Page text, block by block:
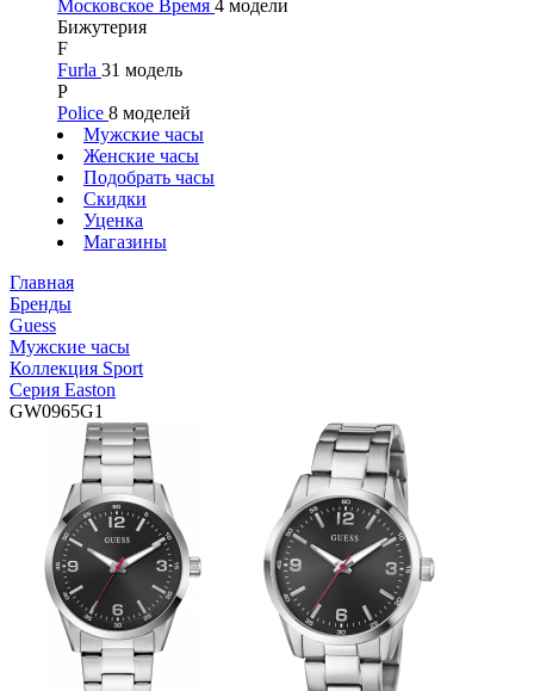
Московское Время 4 модели
Бижутерия
F
Furla 31 модель
P
Police 8 моделей
Мужские часы
Женские часы
Подобрать часы
Скидки
Уценка
Магазины
Главная
Бренды
Guess
Мужские часы
Коллекция Sport
Серия Easton
GW0965G1